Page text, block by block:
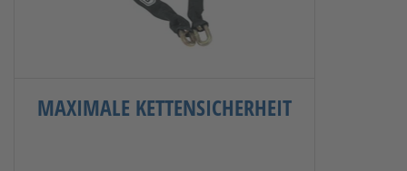
MAXIMALE KETTENSICHERHEIT